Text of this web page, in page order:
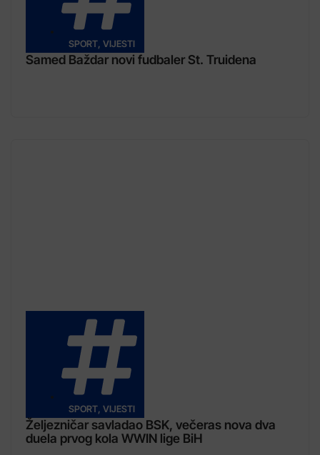
SPORT, VIJESTI
Samed Baždar novi fudbaler St. Truidena
SPORT, VIJESTI
Željezničar savladao BSK, večeras nova dva
duela prvog kola WWIN lige BiH